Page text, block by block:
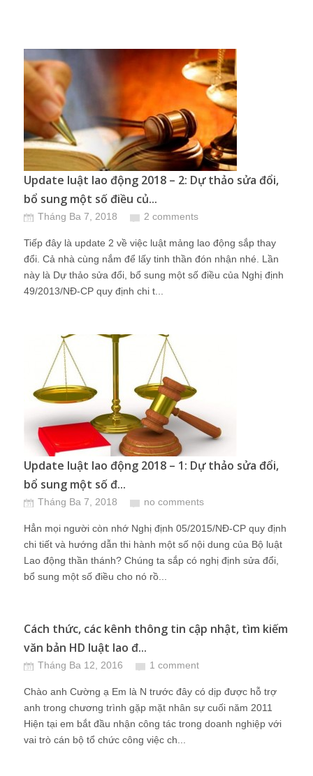
Update luật lao động 2018 – 2: Dự thảo sửa đổi,
bổ sung một số điều củ...
Tháng Ba 7, 2018 2 comments
Tiếp đây là update 2 về việc luật mảng lao động sắp thay
đổi. Cả nhà cùng nắm để lấy tinh thần đón nhận nhé. Lần
này là Dự thảo sửa đổi, bổ sung một số điều của Nghị định
49/2013/NĐ-CP quy định chi t...
Update luật lao động 2018 – 1: Dự thảo sửa đổi,
bổ sung một số đ...
Tháng Ba 7, 2018 no comments
Hẳn mọi người còn nhớ Nghị định 05/2015/NĐ-CP quy định
chi tiết và hướng dẫn thi hành một số nội dung của Bộ luật
Lao động thần thánh? Chúng ta sắp có nghị định sửa đổi,
bổ sung một số điều cho nó rồ...
Cách thức, các kênh thông tin cập nhật, tìm kiếm
văn bản HD luật lao đ...
Tháng Ba 12, 2016 1 comment
Chào anh Cường ạ Em là N trước đây có dịp được hỗ trợ
anh trong chương trình gặp mặt nhân sự cuối năm 2011
Hiện tại em bắt đầu nhận công tác trong doanh nghiệp với
vai trò cán bộ tổ chức công việc ch...